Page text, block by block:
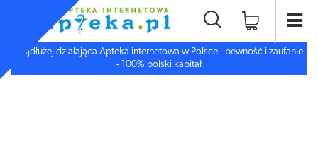
Najdłużej działająca Apteka internetowa w Polsce - pewność i zaufanie
- 100% polski kapitał